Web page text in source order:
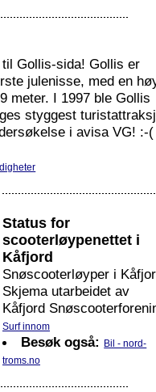
til Gollis-sida! Gollis er
julenisse, med en
meter. I 1997 ble Gollis
styggest
i avisa VG! :-(
Status for
scooterløypenettet i
Kåfjord
Snøscooterløyper i
Skjema utarbeidet av
Kåfjord
Surf innom
Besøk også:
Bil - nord-
troms.no